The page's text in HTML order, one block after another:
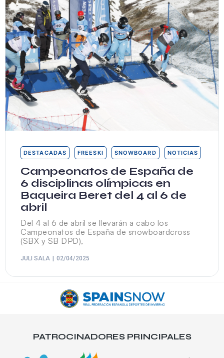
DESTACADAS FREESKI SNOWBOARD NOTICIAS
Campeonatos de España de
6 disciplinas olímpicas en
Baqueira Beret del 4 al 6 de
abril
Del 4 al 6 de abril se llevarán a cabo los
Campeonatos de España de snowboardcross
(SBX y SB DPD),
JULI SALA 02/04/2025
PATROCINADORES PRINCIPALES